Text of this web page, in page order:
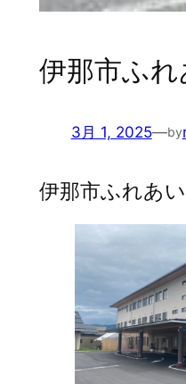
伊那市ふ
3月 1, 2025—by
伊那市ふれあ